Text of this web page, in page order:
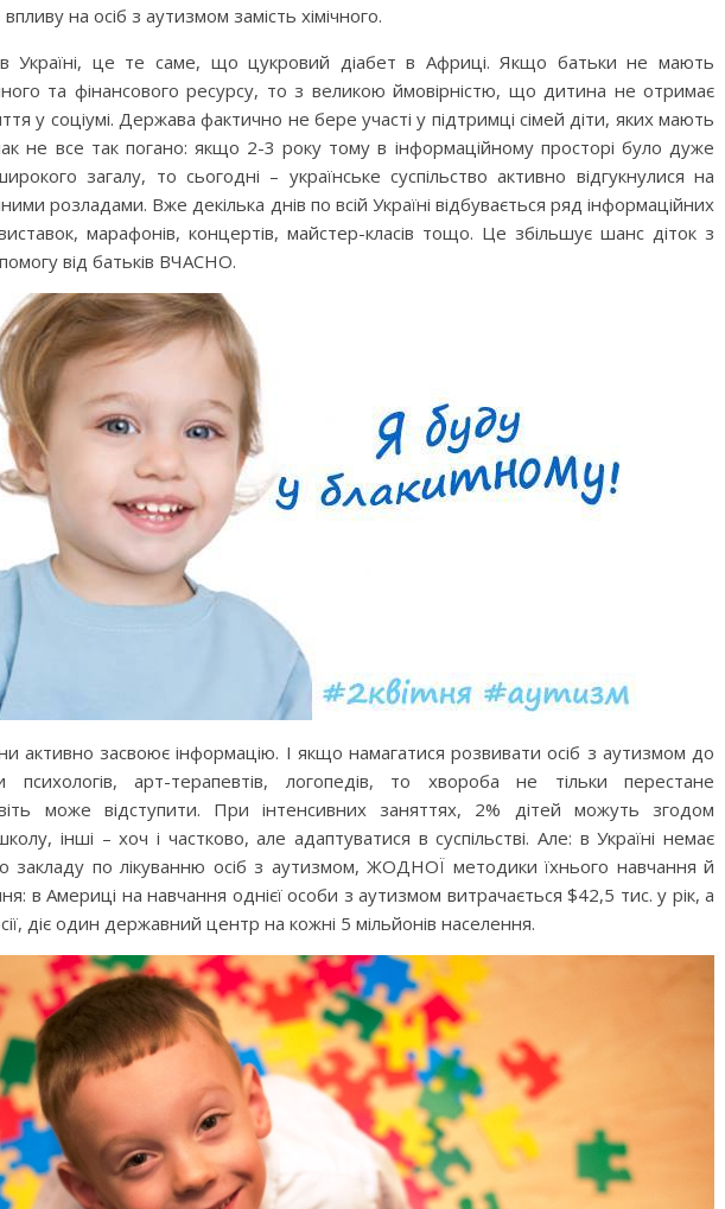
на осіб з аутизмом замість хімічного.
Україні, це те саме, що цукровий діабет в Африці. Якщо батьки не мають
та фінансового ресурсу, то з великою ймовірністю, що дитина не отримає
у соціумі. Держава фактично не бере участі у підтримці сімей діти, яких мають
не все так погано: якщо 2-3 року тому в інформаційному просторі було дуже
загалу, то сьогодні – українське суспільство активно відгукнулися на
розладами. Вже декілька днів по всій Україні відбувається ряд інформаційних
марафонів, концертів, майстер-класів тощо. Це збільшує шанс діток з
від батьків ВЧАСНО.
активно засвоює інформацію. І якщо намагатися розвивати осіб з аутизмом до
психологів, арт-терапевтів, логопедів, то хвороба не тільки перестане
може відступити. При інтенсивних заняттях, 2% дітей можуть згодом
інші – хоч і частково, але адаптуватися в суспільстві. Але: в Україні немає
по лікуванню осіб з аутизмом, ЖОДНОЇ методики їхнього навчання й
в Америці на навчання однієї особи з аутизмом витрачається $42,5 тис. у рік, а
діє один державний центр на кожні 5 мільйонів населення.
Дитячий спортивно-ігровий
майданчик на Лебединці
Дитячий спортивно-ігровий
майданчик в парку ім. Т.
Шевченка
ДНЗ ясла-садок №2
поглибленого інтелектуального
розвитку – Пізнайко